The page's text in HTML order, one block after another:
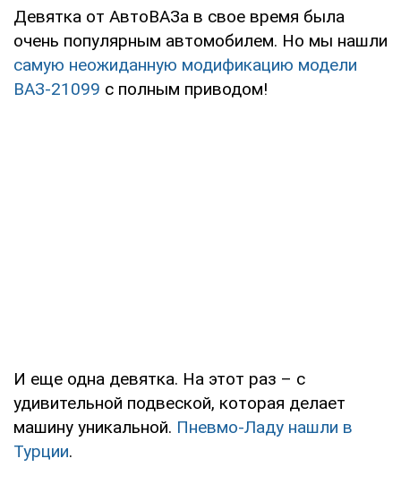
Девятка от АвтоВАЗа в свое время была
очень популярным автомобилем. Но мы нашли
самую неожиданную модификацию модели
ВАЗ-21099 с полным приводом!
И еще одна девятка. На этот раз – с
удивительной подвеской, которая делает
машину уникальной. Пневмо-Ладу нашли в
Турции.